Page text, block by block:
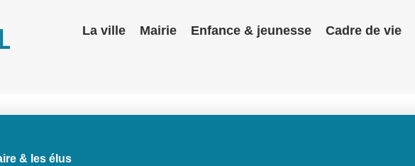
La ville Mairie Enfance & jeunesse Cadre de vie
& les élus